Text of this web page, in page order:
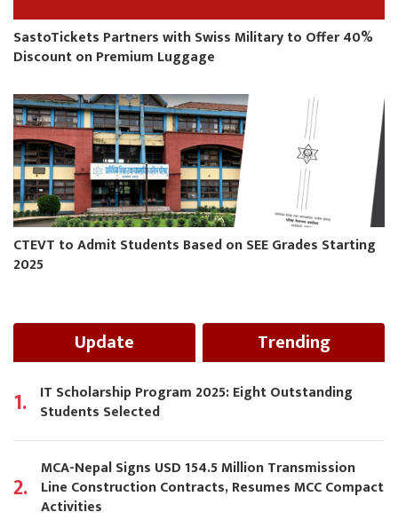
SastoTickets Partners with Swiss Military to Offer 40%
Discount on Premium Luggage
CTEVT to Admit Students Based on SEE Grades Starting
2025
Update Trending
1. IT Scholarship Program 2025: Eight Outstanding
Students Selected
2.
MCA-Nepal Signs USD 154.5 Million Transmission
Line Construction Contracts, Resumes MCC Compact
Activities